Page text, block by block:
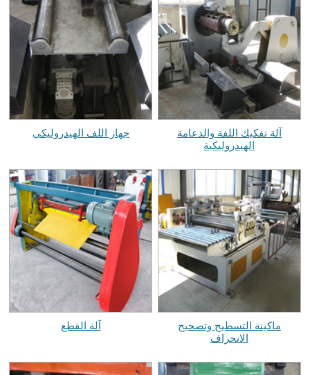
آلة تفكيك اللفة والدعامة
الهيدروليكية
جهاز اللف الهيدروليكي
ماكينة التسطيح وتصحيح
الانحراف
آلة القطع